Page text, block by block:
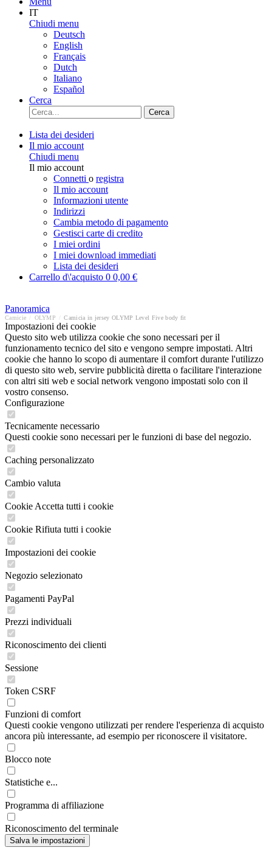
IT
Chiudi menu
Deutsch
English
Français
Dutch
Italiano
Español
Cerca
Cerca
Lista dei desideri
Il mio account
Chiudi menu
Il mio account
Connetti o registra
Il mio account
Informazioni utente
Indirizzi
Cambia metodo di pagamento
Gestisci carte di credito
I miei ordini
I miei download immediati
Lista dei desideri
Carrello d\'acquisto 0 0,00 €
Panoramica
Camicie OLYMP Camicia in jersey OLYMP Level Five body fit
Impostazioni dei cookie
Questo sito web utilizza cookie che sono necessari per il
funzionamento tecnico del sito e vengono sempre impostati. Altri
cookie che hanno lo scopo di aumentare il comfort durante l'utilizzo
di questo sito web, servire pubblicità diretta o facilitare l'interazione
con altri siti web e social network vengono impostati solo con il
vostro consenso.
Configurazione
Tecnicamente necessario
Questi cookie sono necessari per le funzioni di base del negozio.
Caching personalizzato
Cambio valuta
Cookie Accetta tutti i cookie
Cookie Rifiuta tutti i cookie
Impostazioni dei cookie
Negozio selezionato
Pagamenti PayPal
Prezzi individuali
Riconoscimento dei clienti
Sessione
Token CSRF
Funzioni di comfort
Questi cookie vengono utilizzati per rendere l'esperienza di acquisto
ancora più interessante, ad esempio per riconoscere il visitatore.
Blocco note
Statistiche e...
Programma di affiliazione
Riconoscimento del terminale